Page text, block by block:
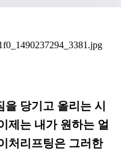
당기고 올리는 시
제는 내가원하는 얼
처리프팅은 그러한